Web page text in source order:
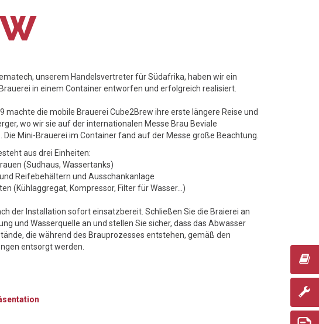
unserem Handelsvertreter für Südafrika, haben wir ein
in einem Container entworfen und erfolgreich realisiert.
machte die mobile Brauerei Cube2Brew ihre erste längere Reise und
wo wir sie auf der internationalen Messe Brau Beviale
Die Mini-Brauerei im Container fand auf der Messe große Beachtung.
aus drei Einheiten:
(Sudhaus, Wassertanks)
Reifebehältern und Ausschankanlage
(Kühlaggregat, Kompressor, Filter für Wasser...)
der Installation sofort einsatzbereit. Schließen Sie die Braierei an
und Wasserquelle an und stellen Sie sicher, dass das Abwasser
die während des Brauprozesses entstehen, gemäß den
entsorgt werden.